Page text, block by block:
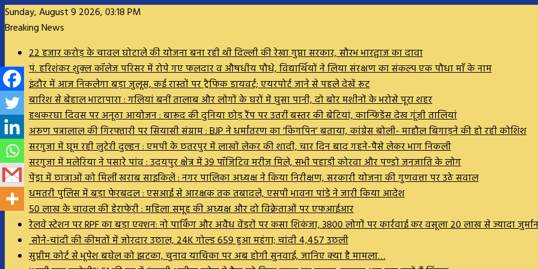
Sunday, August 9 2026, 03:18 PM
Breaking News
22 हजार करोड़ के चावल घोटाले की योजना बना रही थी दिल्ली की रेखा गुप्ता सरकार, सौरभ भारद्वाज का दावा
पं. हरिशंकर शुक्ल कॉलेज परिसर में रोपे गए फलदार व औषधीय पौधे, विद्यार्थियों ने लिया संरक्षण का संकल्प एक पौधा माँ के नाम
इंदौर में आज निकलेगा बड़ा जुलूस, कई रास्तों पर ट्रैफिक डायवर्ट; एयरपोर्ट जाने से पहले देखें रूट
बारिश से बेहाल भाटापारा : गलियां बनीं तालाब और लोगों के घरों में घुसा पानी, दो बोर मशीनों के भरोसे पूरा शहर
हथकरघा दिवस पर अनूठा आयोजन : बारूद की दुनिया छोड़ रैंप पर उतरीं बस्तर की बेटियां, कान्फिडेंस देख गूंजी तालियां
अरुण पन्नालाल की गिरफ्तारी पर सियासी संग्राम : BJP ने धर्मांतरण का ‘किंगपिन’ बताया, कांग्रेस बोली- माहौल बिगाड़ने की हो रही कोशिश
सरगुजा में घूम रही लुटेरी दुल्हन : एमपी के छतरपुर में लाखों लेकर की शादी, चार दिन बाद गहने-पैसे लेकर भाग निकली
सरगुजा में मलेरिया ने पसारे पांव : उदयपुर क्षेत्र में 39 पॉजिटिव मरीज मिले, सभी पहाड़ी कोरवा और पण्डो जनजाति के लोग
पेंड्रा में छात्राओं को मिलीं खराब साइकिलें : नगर पालिका अध्यक्ष ने किया निरीक्षण, सरकारी योजना की गुणवत्ता पर उठे सवाल
धमतरी पुलिस में बड़ा फेरबदल : एसआई से आरक्षक तक तबादले, एसपी भावना पांडे ने जारी किया आदेश
50 लाख के चावल की हेराफेरी : महिला समूह की अध्यक्ष और दो विक्रेताओं पर एफआईआर
रेलवे स्टेशन पर RPF का बड़ा एक्शन: नो पार्किंग और अवैध वेंडरों पर कसा शिकंजा, 3800 लोगों पर कार्रवाई कर वसूला 20 लाख से ज्यादा
सोने-चांदी की कीमतों में जोरदार उछाल, 24K गोल्ड ₹659 हुआ महंगा; चांदी ₹4,457 उछली
सुप्रीम कोर्ट से भूपेश बघेल को झटका, चुनाव याचिका पर अब होगी सुनवाई, जानिए क्या है मामला…